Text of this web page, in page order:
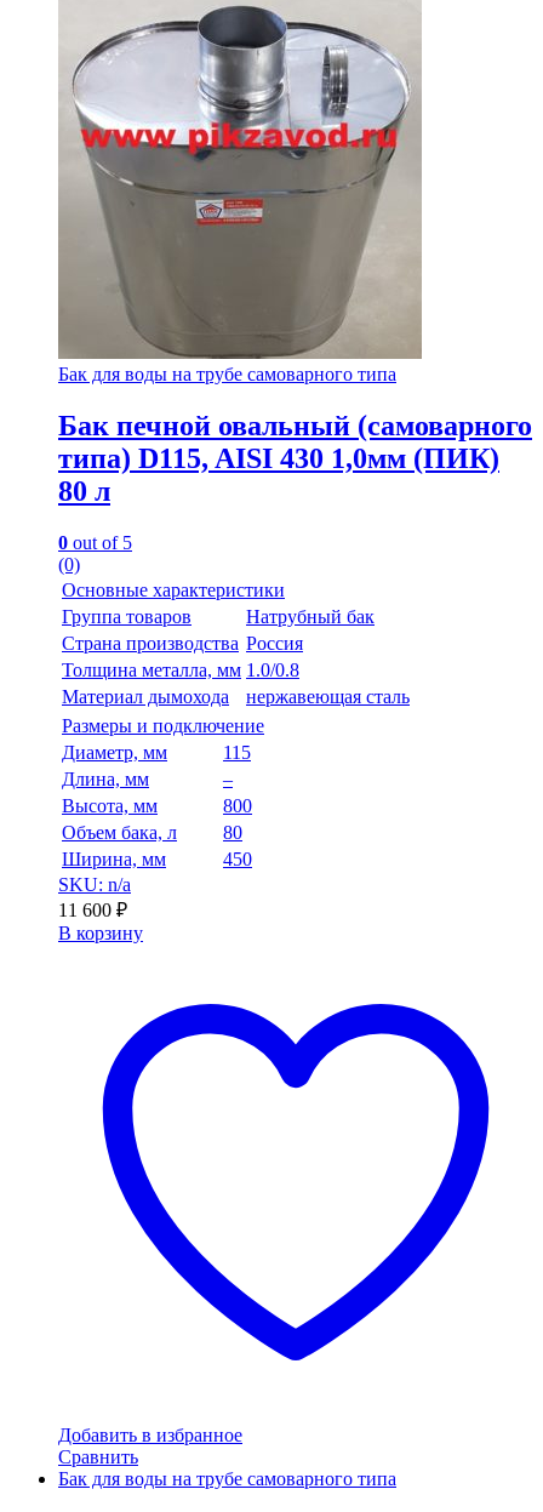
Бак для воды на трубе самоварного типа
Бак печной овальный (самоварного
типа) D115, AISI 430 1,0мм (ПИК)
80 л
0 out of 5
(0)
Основные характеристики
Группа товаров
Натрубный бак
Страна производства Россия
Толщина металла, мм 1.0/0.8
Материал дымохода
нержавеющая сталь
Размеры и подключение
Диаметр, мм
115
Длина, мм
–
Высота, мм
800
Объем бака, л
80
Ширина, мм
450
SKU: n/a
11 600 ₽
В корзину
Добавить в избранное
Сравнить
Бак для воды на трубе самоварного типа